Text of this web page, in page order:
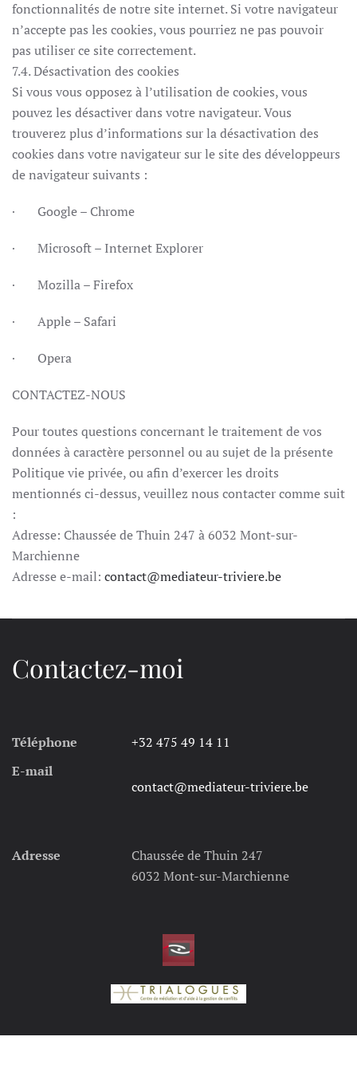
fonctionnalités de notre site internet. Si votre navigateur
n’accepte pas les cookies, vous pourriez ne pas pouvoir
pas utiliser ce site correctement.
7.4. Désactivation des cookies
Si vous vous opposez à l’utilisation de cookies, vous
pouvez les désactiver dans votre navigateur. Vous
trouverez plus d’informations sur la désactivation des
cookies dans votre navigateur sur le site des développeurs
de navigateur suivants :
· Google – Chrome
· Microsoft – Internet Explorer
· Mozilla – Firefox
· Apple – Safari
· Opera
CONTACTEZ-NOUS
Pour toutes questions concernant le traitement de vos
données à caractère personnel ou au sujet de la présente
Politique vie privée, ou afin d’exercer les droits
mentionnés ci-dessus, veuillez nous contacter comme suit
:
Adresse: Chaussée de Thuin 247 à 6032 Mont-sur-
Marchienne
Adresse e-mail: contact@mediateur-triviere.be
Contactez-moi
Téléphone
+32 475 49 14 11
E-mail
contact@mediateur-triviere.be
Adresse
Chaussée de Thuin 247
6032 Mont-sur-Marchienne